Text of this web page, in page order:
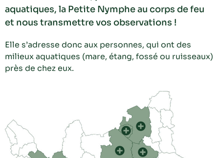
aquatiques, la Petite Nymphe au corps de feu
et nous transmettre vos observations !
Elle s’adresse donc aux personnes, qui ont des
milieux aquatiques (mare, étang, fossé ou ruisseaux)
près de chez eux.